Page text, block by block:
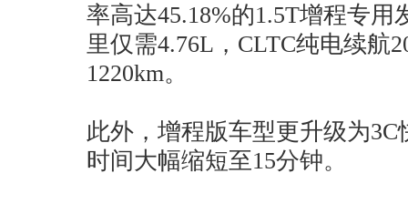
率高达45.18%的1.5T增程专
里仅需4.76L，CLTC纯电续航
1220km。
此外，增程版车型更升级为3C
时间大幅缩短至15分钟。